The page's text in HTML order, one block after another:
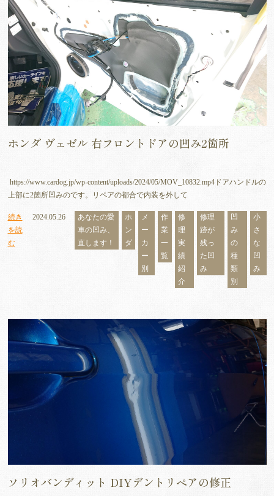
ホンダ ヴェゼル 右フロントドアの凹み2箇所
https://www.cardog.jp/wp-content/uploads/2024/05/MOV_10832.mp4ドアハンドルの
上部に2箇所凹みのです。リペアの都合で内装を外して
続き
を読
む
2024.05.26
あなたの愛
車の凹み、
直します！
ホ
ン
ダ
メ
ー
カ
ー
別
作
業
一
覧
修
理
実
績
紹
介
修理
跡が
残っ
た凹
み
凹
み
の
種
類
別
小
さ
な
凹
み
ソリオバンディット DIYデントリペアの修正